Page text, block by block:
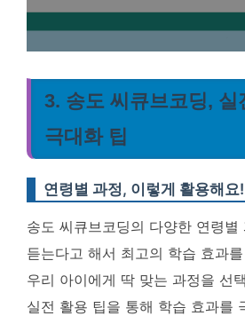
3. 송도 씨큐브코딩, 실
극대화 팁
연령별 과정, 이렇게 활용해요!
송도 씨큐브코딩의 다양한 연령
듣는다고 해서 최고의 학습 효과
우리 아이에게 딱 맞는 과정을 선
실전 활용 팁을 통해 학습 효과를